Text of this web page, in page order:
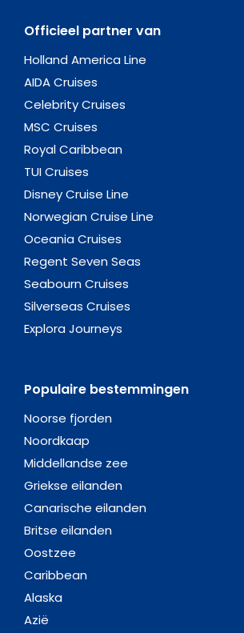
Officieel partner van
Holland America Line
AIDA Cruises
Celebrity Cruises
MSC Cruises
Royal Caribbean
TUI Cruises
Disney Cruise Line
Norwegian Cruise Line
Oceania Cruises
Regent Seven Seas
Seabourn Cruises
Silverseas Cruises
Explora Journeys
Populaire bestemmingen
Noorse fjorden
Noordkaap
Middellandse zee
Griekse eilanden
Canarische eilanden
Britse eilanden
Oostzee
Caribbean
Alaska
Azië